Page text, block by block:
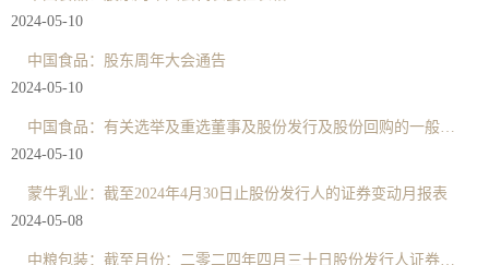
2024-05-10
中国食品：股东周年大会通告
2024-05-10
2024-05-10
蒙牛乳业：截至2024年4月30日止股份发行人的证券变动月报表
2024-05-08